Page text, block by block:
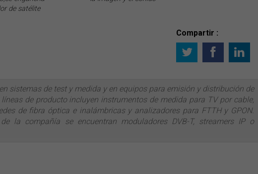
de satélite
Compartir :
sistemas de test y medida y en equipos para emisión y distribución de
de producto incluyen instrumentos de medida para TV por cable,
de fibra óptica e inalámbricas y analizadores para FTTH y GPON.
la compañía se encuentran moduladores DVB-T, streamers IP o